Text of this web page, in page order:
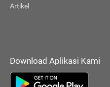
Artikel
Download Aplikasi Kami